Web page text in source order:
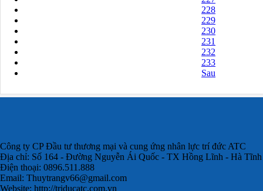
228
229
230
231
232
233
Sau
Công ty CP Đầu tư thương mại và cung ứng nhân lực trí đức ATC
Địa chỉ: Số 164 - Đường Nguyễn Ái Quốc - TX Hồng Lĩnh - Hà Tĩnh
Điện thoại: 0896.511.888
Email: Thuytrangv66@gmail.com
Website: http://triducatc.com.vn